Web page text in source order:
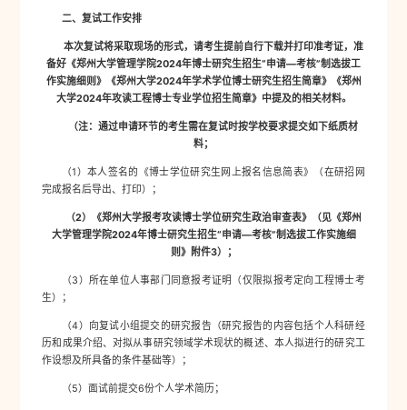
二、复试工作安排
本次复试将采取现场的形式，请考生提前自行下载并打印准考证，准
备好《郑州大学管理学院2024年博士研究生招生“申请—考核”制选拔工
作实施细则》《郑州大学2024年学术学位博士研究生招生简章》《郑州
大学2024年攻读工程博士专业学位招生简章》中提及的相关材料。
（注：通过申请环节的考生需在复试时按学校要求提交如下纸质材
料；
（1）本人签名的《博士学位研究生网上报名信息简表》（在研招网
完成报名后导出、打印）；
（2）《郑州大学报考攻读博士学位研究生政治审查表》（见《郑州
大学管理学院2024年博士研究生招生“申请—考核”制选拔工作实施细
则》附件3）；
（3）所在单位人事部门同意报考证明（仅限拟报考定向工程博士考
生）；
（4）向复试小组提交的研究报告（研究报告的内容包括个人科研经
历和成果介绍、对拟从事研究领域学术现状的概述、本人拟进行的研究工
作设想及所具备的条件基础等）；
（5）面试前提交6份个人学术简历；